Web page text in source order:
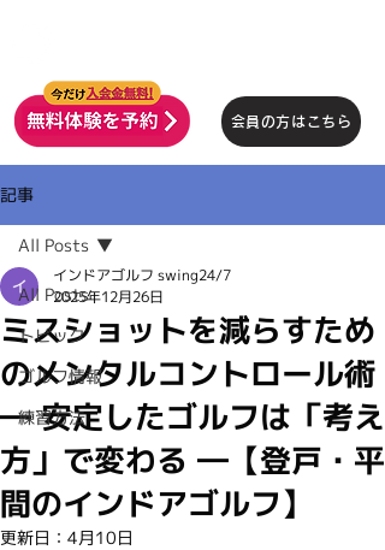
会員の方はこちら
記事
All Posts
トピック
ゴルフ情報
練習方法
All Posts
ミスショットを減らすため
のメンタルコントロール術
― 安定したゴルフは「考え
方」で変わる ―【登戸・平
間のインドアゴルフ】
インドアゴルフ swing24/7
2025年12月26日
更新日： 4月10日